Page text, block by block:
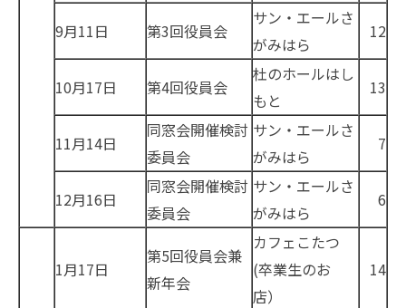
9月11日 第3回役員会
サン・エールさ
がみはら
12
10月17日 第4回役員会
杜のホールはし
もと
13
11月14日
同窓会開催検討
委員会
サン・エールさ
がみはら
7
12月16日
同窓会開催検討
委員会
サン・エールさ
がみはら
6
1月17日
第5回役員会兼
新年会
カフェこたつ
(卒業生のお
店）
14